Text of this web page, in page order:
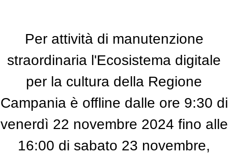
Per attività di manutenzione
straordinaria l'Ecosistema digitale
per la cultura della Regione
Campania è offline dalle ore 9:30 di
venerdì 22 novembre 2024 fino alle
16:00 di sabato 23 novembre,